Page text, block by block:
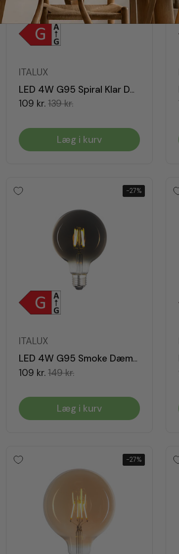
ITALUX
LED 4W G95 Spiral Klar Dæmpbar E27
109 kr. 139 kr.
Læg i kurv
-27%
ITALUX
LED 4W G95 Smoke Dæmpbar E27
109 kr. 149 kr.
Læg i kurv
-27%